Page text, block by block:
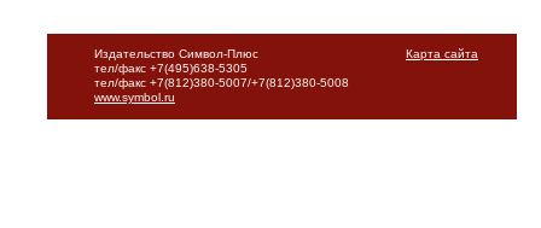
Карта сайта
Издательство Символ-Плюс
тел/факс +7(495)638-5305
тел/факс +7(812)380-5007/+7(812)380-5008
www.symbol.ru